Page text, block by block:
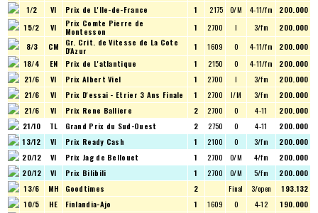
1/2
VI Prix de L'Ile-de-France 1 2175 O/M 4-11/fm
200.000
15/2
VI Prix Comte Pierre de
Montesson 1 2700 I 3/fm
200.000
8/3
CM Gr. Crit. de Vitesse de La Cote
D'Azur 1 1609 O 4-11/fm
200.000
18/4
EN Prix de L'atlantique 1 2150 O 4-11/fm
200.000
21/6
VI Prix Albert Viel 1 2700 I 3/fm
200.000
21/6
VI Prix D'essai - Etrier 3 Ans Finale 1 2700 I/M 3/fm
200.000
21/6
VI Prix Rene Balliere 2 2700 O 4-11
200.000
21/10
TL Grand Prix du Sud-Ouest 2 2750 O 4-11
200.000
13/12
VI Prix Ready Cash 1 2100 O 3/fm
200.000
20/12
VI Prix Jag de Bellouet 1 2700 O/M 4/fm
200.000
20/12
VI Prix Bilibili 1 2700 O/M 5/fm
200.000
13/6
MH Goodtimes 2 Final 3/open
193.132
10/5
HE Finlandia-Ajo 1 1609 O 4-12
190.000